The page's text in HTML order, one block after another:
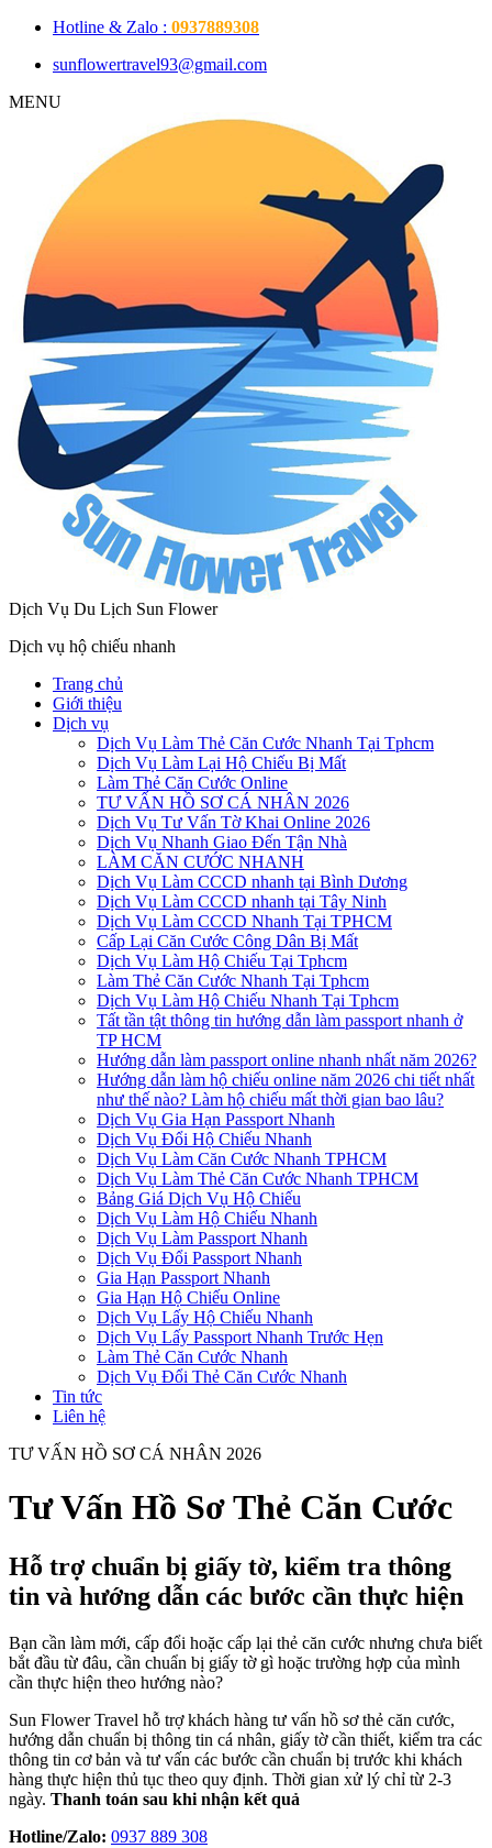
Hotline & Zalo : 0937889308
sunflowertravel93@gmail.com
MENU
Dịch Vụ Du Lịch Sun Flower
Dịch vụ hộ chiếu nhanh
Trang chủ
Giới thiệu
Dịch vụ
Dịch Vụ Làm Thẻ Căn Cước Nhanh Tại Tphcm
Dịch Vụ Làm Lại Hộ Chiếu Bị Mất
Làm Thẻ Căn Cước Online
TƯ VẤN HỒ SƠ CÁ NHÂN 2026
Dịch Vụ Tư Vấn Tờ Khai Online 2026
Dịch Vụ Nhanh Giao Đến Tận Nhà
LÀM CĂN CƯỚC NHANH
Dịch Vụ Làm CCCD nhanh tại Bình Dương
Dịch Vụ Làm CCCD nhanh tại Tây Ninh
Dịch Vụ Làm CCCD Nhanh Tại TPHCM
Cấp Lại Căn Cước Công Dân Bị Mất
Dịch Vụ Làm Hộ Chiếu Tại Tphcm
Làm Thẻ Căn Cước Nhanh Tại Tphcm
Dịch Vụ Làm Hộ Chiếu Nhanh Tại Tphcm
Tất tần tật thông tin hướng dẫn làm passport nhanh ở
TP HCM
Hướng dẫn làm passport online nhanh nhất năm 2026?
Hướng dẫn làm hộ chiếu online năm 2026 chi tiết nhất
như thế nào? Làm hộ chiếu mất thời gian bao lâu?
Dịch Vụ Gia Hạn Passport Nhanh
Dịch Vụ Đổi Hộ Chiếu Nhanh
Dịch Vụ Làm Căn Cước Nhanh TPHCM
Dịch Vụ Làm Thẻ Căn Cước Nhanh TPHCM
Bảng Giá Dịch Vụ Hộ Chiếu
Dịch Vụ Làm Hộ Chiếu Nhanh
Dịch Vụ Làm Passport Nhanh
Dịch Vụ Đổi Passport Nhanh
Gia Hạn Passport Nhanh
Gia Hạn Hộ Chiếu Online
Dịch Vụ Lấy Hộ Chiếu Nhanh
Dịch Vụ Lấy Passport Nhanh Trước Hẹn
Làm Thẻ Căn Cước Nhanh
Dịch Vụ Đổi Thẻ Căn Cước Nhanh
Tin tức
Liên hệ
TƯ VẤN HỒ SƠ CÁ NHÂN 2026
Tư Vấn Hồ Sơ Thẻ Căn Cước
Hỗ trợ chuẩn bị giấy tờ, kiểm tra thông
tin và hướng dẫn các bước cần thực hiện
Bạn cần làm mới, cấp đổi hoặc cấp lại thẻ căn cước nhưng chưa biết
bắt đầu từ đâu, cần chuẩn bị giấy tờ gì hoặc trường hợp của mình
cần thực hiện theo hướng nào?
Sun Flower Travel hỗ trợ khách hàng tư vấn hồ sơ thẻ căn cước,
hướng dẫn chuẩn bị thông tin cá nhân, giấy tờ cần thiết, kiểm tra các
thông tin cơ bản và tư vấn các bước cần chuẩn bị trước khi khách
hàng thực hiện thủ tục theo quy định. Thời gian xử lý chỉ từ 2-3
ngày. Thanh toán sau khi nhận kết quả
Hotline/Zalo: 0937 889 308